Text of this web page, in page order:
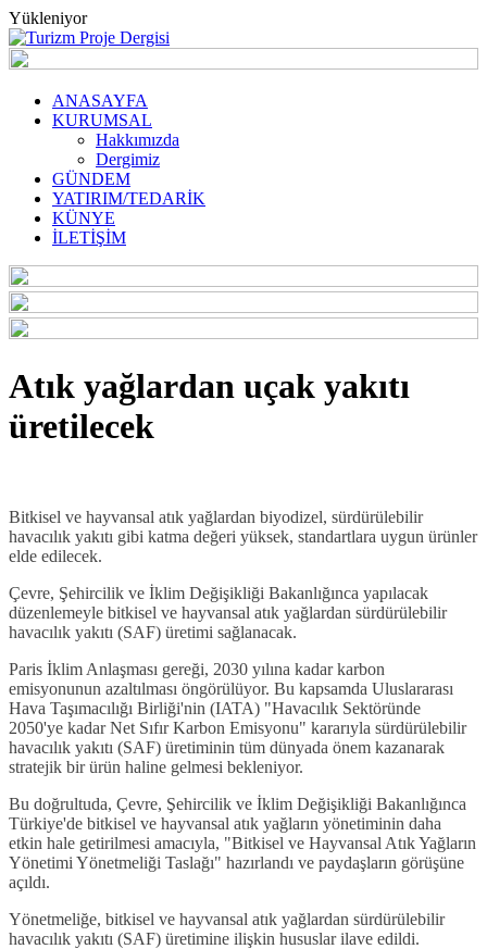
Yükleniyor
ANASAYFA
KURUMSAL
Hakkımızda
Dergimiz
GÜNDEM
YATIRIM/TEDARİK
KÜNYE
İLETİŞİM
Atık yağlardan uçak yakıtı
üretilecek
Bitkisel ve hayvansal atık yağlardan biyodizel, sürdürülebilir
havacılık yakıtı gibi katma değeri yüksek, standartlara uygun ürünler
elde edilecek.
Çevre, Şehircilik ve İklim Değişikliği Bakanlığınca yapılacak
düzenlemeyle bitkisel ve hayvansal atık yağlardan sürdürülebilir
havacılık yakıtı (SAF) üretimi sağlanacak.
Paris İklim Anlaşması gereği, 2030 yılına kadar karbon
emisyonunun azaltılması öngörülüyor. Bu kapsamda Uluslararası
Hava Taşımacılığı Birliği'nin (IATA) "Havacılık Sektöründe
2050'ye kadar Net Sıfır Karbon Emisyonu" kararıyla sürdürülebilir
havacılık yakıtı (SAF) üretiminin tüm dünyada önem kazanarak
stratejik bir ürün haline gelmesi bekleniyor.
Bu doğrultuda, Çevre, Şehircilik ve İklim Değişikliği Bakanlığınca
Türkiye'de bitkisel ve hayvansal atık yağların yönetiminin daha
etkin hale getirilmesi amacıyla, "Bitkisel ve Hayvansal Atık Yağların
Yönetimi Yönetmeliği Taslağı" hazırlandı ve paydaşların görüşüne
açıldı.
Yönetmeliğe, bitkisel ve hayvansal atık yağlardan sürdürülebilir
havacılık yakıtı (SAF) üretimine ilişkin hususlar ilave edildi.